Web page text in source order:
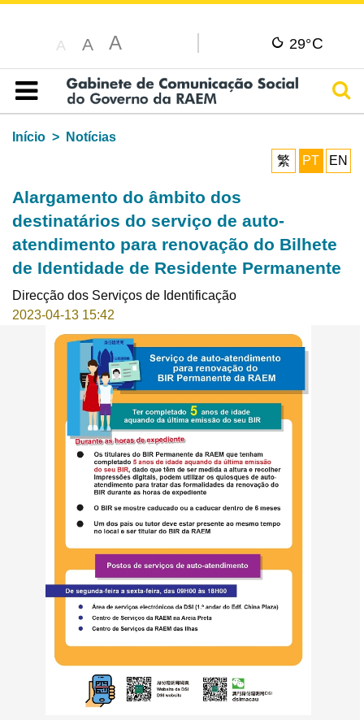
A A A 29°C
Índice
Início
Notícias
繁
PT EN
Alargamento do âmbito dos
destinatários do serviço de auto-
atendimento para renovação do Bilhete
de Identidade de Residente Permanente
Direcção dos Serviços de Identificação
2023-04-13 15:42